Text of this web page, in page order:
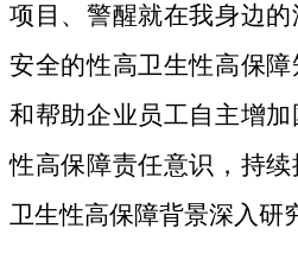
项目、警醒就在我身边
安全的性高卫生性高保
和帮助企业员工自主增
性高保障责任意识，持
卫生性高保障背景深入研